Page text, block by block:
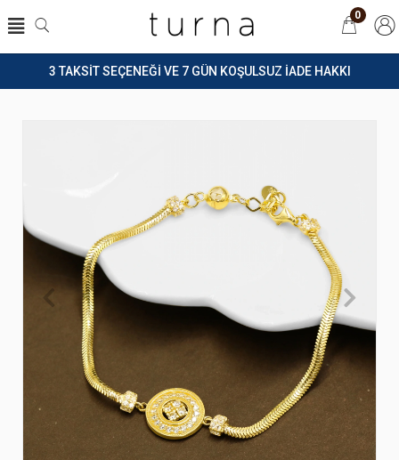
3 TAKSİT SEÇENEĞİ VE 7 GÜN KOŞULSUZ İADE HAKKI
0